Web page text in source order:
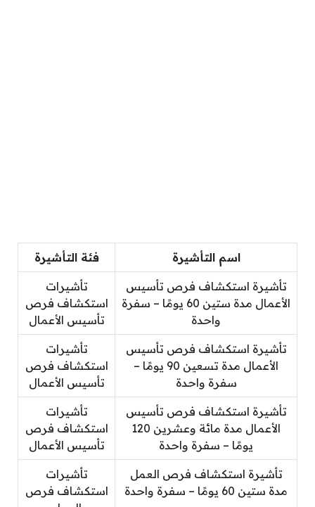
اسم التأشيرة فئة التأشيرة
تأشيرة استكشاف فرص تأسيس
الأعمال مدة ستين 60 يومًا – سفرة
واحدة
تأشيرات
استكشاف فرص
تأسيس الأعمال
تأشيرة استكشاف فرص تأسيس
الأعمال مدة تسعين 90 يومًا –
سفرة واحدة
تأشيرات
استكشاف فرص
تأسيس الأعمال
تأشيرة استكشاف فرص تأسيس
الأعمال مدة مائة وعشرين 120
يومًا – سفرة واحدة
تأشيرات
استكشاف فرص
تأسيس الأعمال
تأشيرة استكشاف فرص العمل
مدة ستين 60 يومًا – سفرة واحدة
تأشيرات
استكشاف فرص